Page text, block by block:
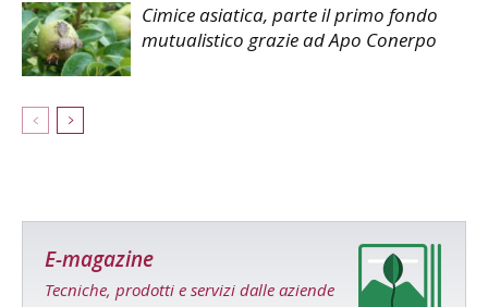
Cimice asiatica, parte il primo fondo
mutualistico grazie ad Apo Conerpo
E-magazine
Tecniche, prodotti e servizi dalle aziende